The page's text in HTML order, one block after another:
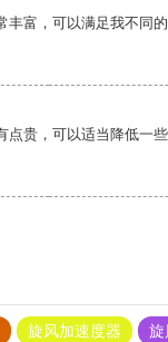
丰富，可以满足我不同的
点贵，可以适当降低一些
旋风加速度器
旋